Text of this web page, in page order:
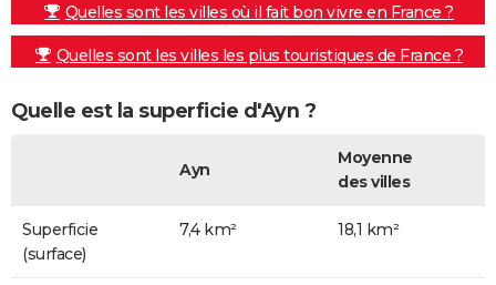
Quelles sont les villes où il fait bon vivre en France ?
Quelles sont les villes les plus touristiques de France ?
Quelle est la superficie d'Ayn ?
Ayn
Moyenne
des villes
Superficie
(surface)
7,4 km² 18,1 km²